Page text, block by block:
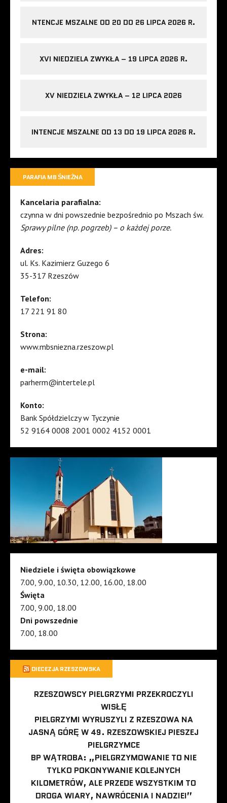
NTENCJE MSZALNE OD 20 DO 26 LIPCA 2026 R.
XVI NIEDZIELA ZWYKŁA – 19 LIPCA 2026 R.
XV NIEDZIELA ZWYKŁA – 12 LIPCA 2026
INTENCJE MSZALNE OD 13 DO 19 LIPCA 2026 R.
PARAFIA MB ŚNIEŻNA
Kancelaria parafialna:
czynna w dni powszednie bezpośrednio po Mszach św.
Sprawy pilne (np. pogrzeb) – o każdej porze.
Adres:
ul. Ks. Kazimierz Guzego 6
35-317 Rzeszów
Telefon:
17 221 91 80
Strona:
www.mbsniezna.rzeszow.pl
e-mail:
parherm@intertele.pl
Konto:
Bank Spółdzielczy w Tyczynie
52 9164 0008 2001 0002 4152 0001
Niedziele i święta obowiązkowe
7.00, 9.00, 10.30, 12.00, 16.00, 18.00
Święta
7.00, 9.00, 18.00
Dni powszednie
7.00, 18.00
DIECEZJA RZESZOWSKA
RZESZOWSCY PIELGRZYMI PRZEKROCZYLI
WISŁĘ
PIELGRZYMI WYRUSZYLI Z RZESZOWA NA
JASNĄ GÓRĘ W 49. RZESZOWSKIEJ PIESZEJ
PIELGRZYMCE
BP WĄTROBA: „PIELGRZYMOWANIE TO NIE
TYLKO POKONYWANIE KOLEJNYCH
KILOMETRÓW, ALE PRZEDE WSZYSTKIM TO
DROGA WIARY, NAWRÓCENIA I NADZIEI”